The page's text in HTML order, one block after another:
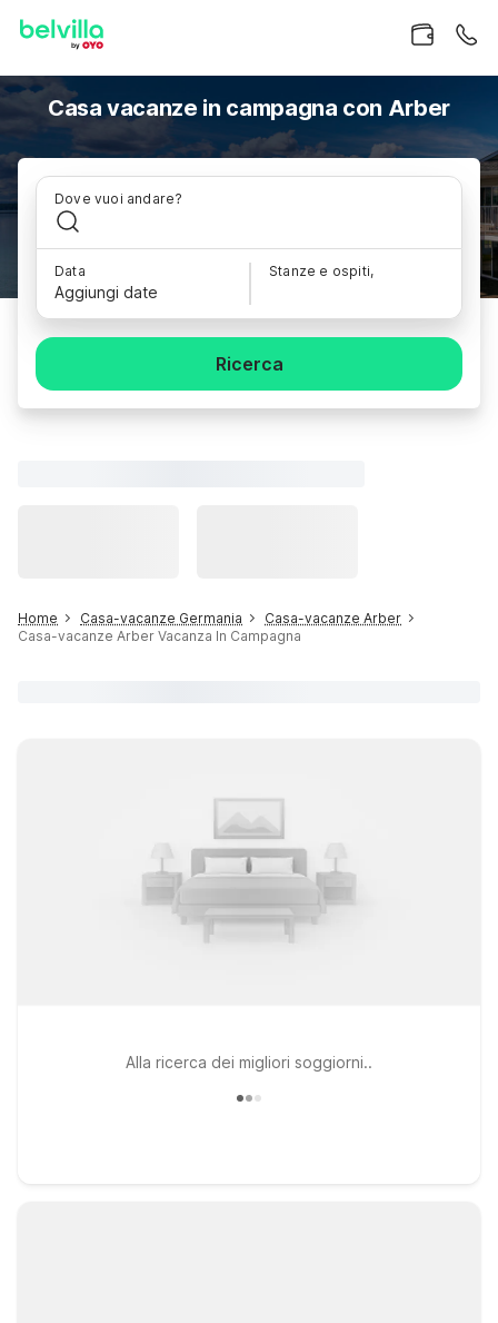
Casa vacanze in campagna con Arber
Dove vuoi andare?
Data
Aggiungi date
Stanze e ospiti,
Ricerca
Home Casa-vacanze Germania
Casa-vacanze Arber
Casa-vacanze Arber Vacanza In Campagna
Alla ricerca dei migliori soggiorni..